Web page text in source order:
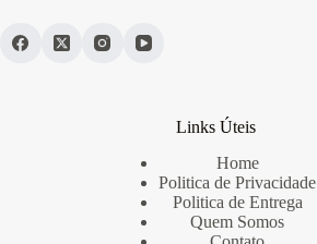
Links Úteis
Home
Politica de Privacidade
Politica de Entrega
Quem Somos